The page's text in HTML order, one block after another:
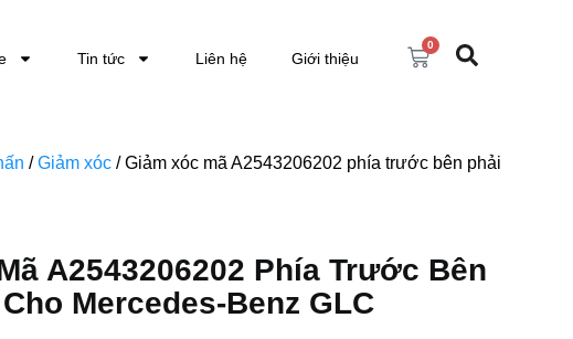
Tin tức Liên hệ Giới thiệu
0
/Giảm xóc / Giảm xóc mã A2543206202 phía trước bên phải
A2543206202 Phía Trước Bên
Mercedes-Benz GLC